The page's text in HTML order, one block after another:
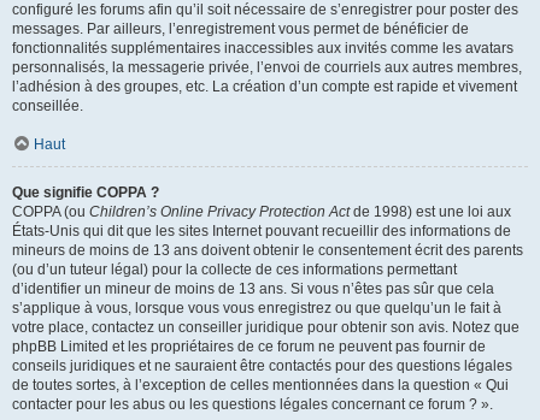
configuré les forums afin qu’il soit nécessaire de s’enregistrer pour poster des
messages. Par ailleurs, l’enregistrement vous permet de bénéficier de
fonctionnalités supplémentaires inaccessibles aux invités comme les avatars
personnalisés, la messagerie privée, l’envoi de courriels aux autres membres,
l’adhésion à des groupes, etc. La création d’un compte est rapide et vivement
conseillée.
Haut
Que signifie COPPA ?
COPPA (ou Children’s Online Privacy Protection Actde 1998) est une loi aux
États-Unis qui dit que les sites Internet pouvant recueillir des informations de
mineurs de moins de 13 ans doivent obtenir le consentement écrit des parents
(ou d’un tuteur légal) pour la collecte de ces informations permettant
d’identifier un mineur de moins de 13 ans. Si vous n’êtes pas sûr que cela
s’applique à vous, lorsque vous vous enregistrez ou que quelqu’un le fait à
votre place, contactez un conseiller juridique pour obtenir son avis. Notez que
phpBB Limited et les propriétaires de ce forum ne peuvent pas fournir de
conseils juridiques et ne sauraient être contactés pour des questions légales
de toutes sortes, à l’exception de celles mentionnées dans la question « Qui
contacter pour les abus ou les questions légales concernant ce forum ? ».